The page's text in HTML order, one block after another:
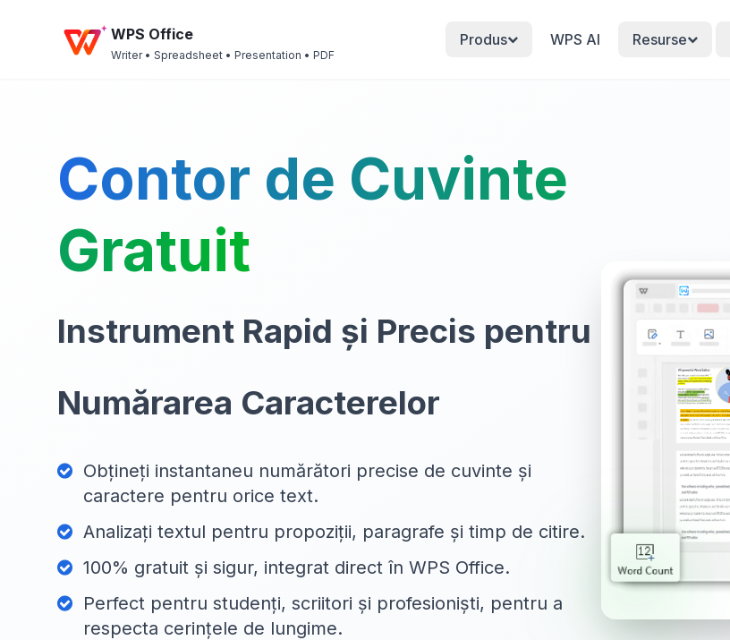
WPS Office
Writer • Spreadsheet • Presentation • PDF
Produs WPS AI Resurse
Contor de Cuvinte
Gratuit
Instrument Rapid și Precis pentru
Numărarea Caracterelor
Obțineți instantaneu numărători precise de cuvinte și
caractere pentru orice text.
Analizați textul pentru propoziții, paragrafe și timp de citire.
100% gratuit și sigur, integrat direct în WPS Office.
Perfect pentru studenți, scriitori și profesioniști, pentru a
respecta cerințele de lungime.